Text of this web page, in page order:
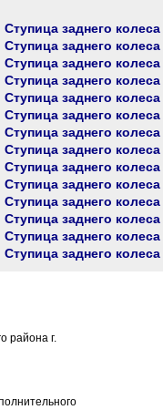
Ступица заднего колеса
Ступица заднего колеса
Ступица заднего колеса
Ступица заднего колеса
Ступица заднего колеса
Ступица заднего колеса
Ступица заднего колеса
Ступица заднего колеса
Ступица заднего колеса
Ступица заднего колеса
Ступица заднего колеса
Ступица заднего колеса
Ступица заднего колеса
Ступица заднего колеса
района г.